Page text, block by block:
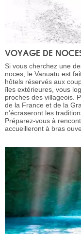
VOYAGE DE
Si vous cherchez une
noces, le Vanuatu est
hôtels réservés aux
îles extérieures, vous
proches des villageois.
de la France et de la
n’écraseront les
Préparez-vous à
accueilleront à bras